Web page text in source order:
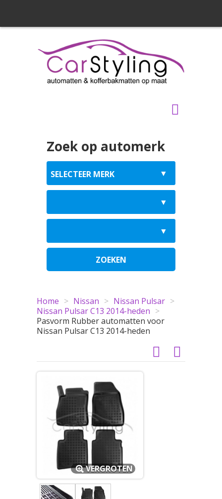
Zoek op automerk
ZOEKEN
Home > Nissan > Nissan Pulsar >
Nissan Pulsar C13 2014-heden >
Pasvorm Rubber automatten voor
Nissan Pulsar C13 2014-heden
VERGROTEN